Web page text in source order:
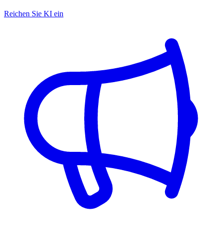
Reichen Sie KI ein